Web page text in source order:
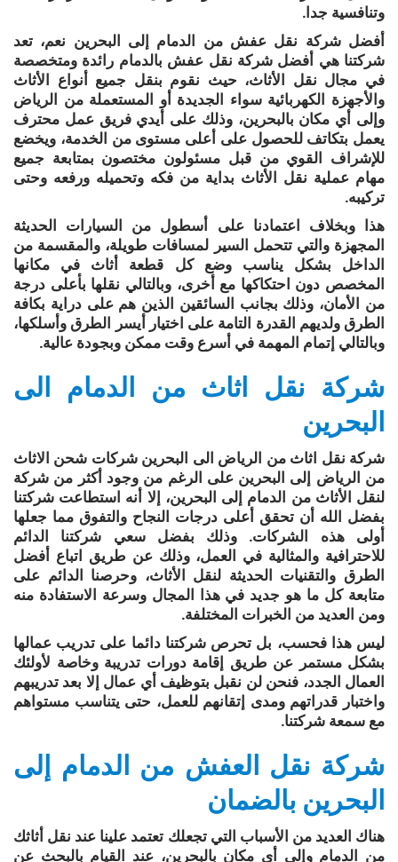
وتنافسية جدا.
أفضل شركة نقل عفش من الدمام إلى البحرين نعم، تعد
شركتنا هي أفضل شركة نقل عفش بالدمام رائدة ومتخصصة
في مجال نقل الأثاث، حيث نقوم بنقل جميع أنواع الأثاث
والأجهزة الكهربائية سواء الجديدة أو المستعملة من الرياض
وإلى أي مكان بالبحرين، وذلك على أيدي فريق عمل محترف
يعمل بتكاتف للحصول على أعلى مستوى من الخدمة، ويخضع
للإشراف القوي من قبل مسئولون مختصون بمتابعة جميع
مهام عملية نقل الأثاث بداية من فكه وتحميله ورفعه وحتى
تركيبه.
هذا وبخلاف اعتمادنا على أسطول من السيارات الحديثة
المجهزة والتي تتحمل السير لمسافات طويلة، والمقسمة من
الداخل بشكل يناسب وضع كل قطعة أثاث في مكانها
المخصص دون احتكاكها مع أخرى، وبالتالي نقلها بأعلى درجة
من الأمان، وذلك بجانب السائقين الذين هم على دراية بكافة
الطرق ولديهم القدرة التامة على اختيار أيسر الطرق وأسلكها،
وبالتالي إتمام المهمة في أسرع وقت ممكن وبجودة عالية.
شركة نقل اثاث من الدمام الى
البحرين
شركة نقل اثاث من الرياض الى البحرين شركات شحن الاثاث
من الرياض إلى البحرين على الرغم من وجود أكثر من شركة
لنقل الأثاث من الدمام إلى البحرين، إلا أنه استطاعت شركتنا
بفضل الله أن تحقق أعلى درجات النجاح والتفوق مما جعلها
أولى هذه الشركات. وذلك بفضل سعي شركتنا الدائم
للاحترافية والمثالية في العمل، وذلك عن طريق اتباع أفضل
الطرق والتقنيات الحديثة لنقل الأثاث، وحرصنا الدائم على
متابعة كل ما هو جديد في هذا المجال وسرعة الاستفادة منه
ومن العديد من الخبرات المختلفة.
ليس هذا فحسب، بل تحرص شركتنا دائما على تدريب عمالها
بشكل مستمر عن طريق إقامة دورات تدريبة وخاصة لأولئك
العمال الجدد، فنحن لن نقبل بتوظيف أي عمال إلا بعد تدريبهم
واختبار قدراتهم ومدى إتقانهم للعمل، حتى يتناسب مستواهم
مع سمعة شركتنا.
شركة نقل العفش من الدمام إلى
البحرين بالضمان
هناك العديد من الأسباب التي تجعلك تعتمد علينا عند نقل أثاثك
من الدمام وإلى أي مكان بالبحرين، عند القيام بالبحث عن